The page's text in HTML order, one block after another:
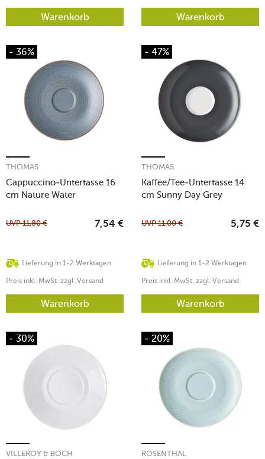
Warenkorb Warenkorb
- 36%
Cappuccino-Untertasse 16
cm Nature Water
THOMAS
Lieferung in 1-2 Werktagen
UVP11,80 € 7,54 €
Preis inkl. MwSt. zzgl. Versand
Warenkorb
- 47%
Kaffee/Tee-Untertasse 14
cm Sunny Day Grey
THOMAS
Lieferung in 1-2 Werktagen
UVP11,00 € 5,75 €
Preis inkl. MwSt. zzgl. Versand
Warenkorb
- 30%
VILLEROY & BOCH
- 20%
ROSENTHAL